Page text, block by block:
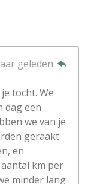
geleden
tocht. We
dag een
we van je
geraakt
en
km per
minder lang